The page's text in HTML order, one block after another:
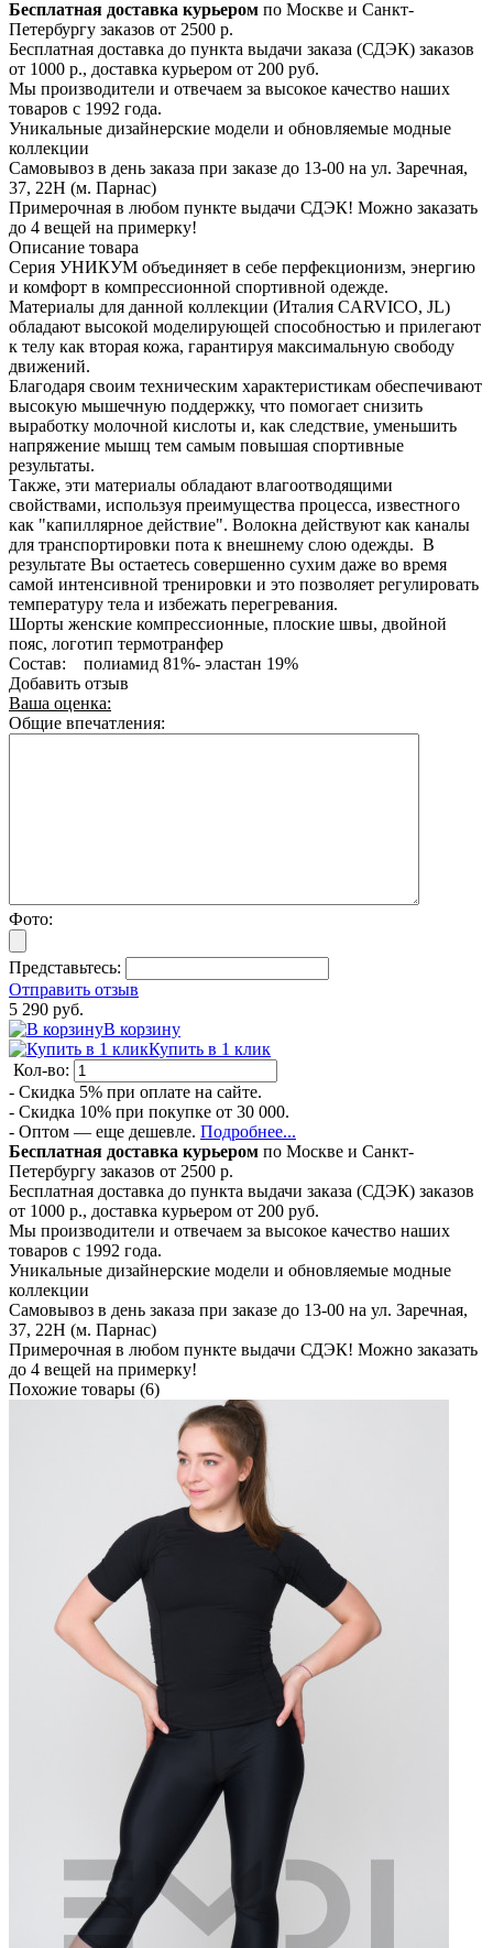
Бесплатная доставка курьером по Москве и Санкт-
Петербургу заказов от 2500 р.
Бесплатная доставка до пункта выдачи заказа (СДЭК) заказов
от 1000 р., доставка курьером от 200 руб.
Мы производители и отвечаем за высокое качество наших
товаров с 1992 года.
Уникальные дизайнерские модели и обновляемые модные
коллекции
Самовывоз в день заказа при заказе до 13-00 на ул. Заречная,
37, 22Н (м. Парнас)
Примерочная в любом пункте выдачи СДЭК! Можно заказать
до 4 вещей на примерку!
Описание товара
Серия УНИКУМ объединяет в себе перфекционизм, энергию
и комфорт в компрессионной спортивной одежде.
Материалы для данной коллекции (Италия CARVICO, JL)
обладают высокой моделирующей способностью и прилегают
к телу как вторая кожа, гарантируя максимальную свободу
движений.
Благодаря своим техническим характеристикам обеспечивают
высокую мышечную поддержку, что помогает снизить
выработку молочной кислоты и, как следствие, уменьшить
напряжение мышц тем самым повышая спортивные
результаты.
Также, эти материалы обладают влагоотводящими
свойствами, используя преимущества процесса, известного
как "капиллярное действие". Волокна действуют как каналы
для транспортировки пота к внешнему слою одежды. В
результате Вы остаетесь совершенно сухим даже во время
самой интенсивной тренировки и это позволяет регулировать
температуру тела и избежать перегревания.
Шорты женские компрессионные, плоские швы, двойной
пояс, логотип термотранфер
Состав: полиамид 81%- эластан 19%
Добавить отзыв
Ваша оценка:
Общие впечатления:
Фото:
Представьтесь:
Отправить отзыв
5 290 руб.
В корзину
Купить в 1 клик
Кол-во:
- Скидка 5% при оплате на сайте.
- Скидка 10% при покупке от 30 000.
- Оптом — еще дешевле. Подробнее...
Бесплатная доставка курьером по Москве и Санкт-
Петербургу заказов от 2500 р.
Бесплатная доставка до пункта выдачи заказа (СДЭК) заказов
от 1000 р., доставка курьером от 200 руб.
Мы производители и отвечаем за высокое качество наших
товаров с 1992 года.
Уникальные дизайнерские модели и обновляемые модные
коллекции
Самовывоз в день заказа при заказе до 13-00 на ул. Заречная,
37, 22Н (м. Парнас)
Примерочная в любом пункте выдачи СДЭК! Можно заказать
до 4 вещей на примерку!
Похожие товары (6)